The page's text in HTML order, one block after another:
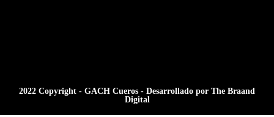
2022 Copyright - GACH Cueros - Desarrollado por The Braand
Digital